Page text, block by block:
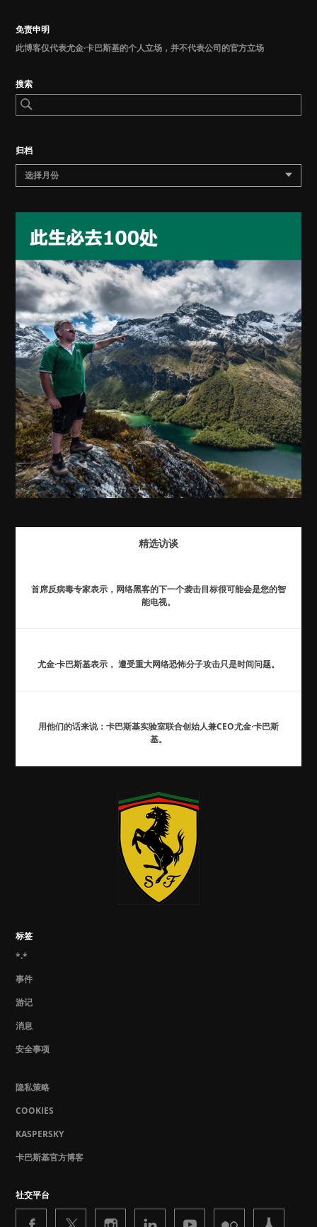
免责申明
此博客仅代表尤金·卡巴斯基的个人立场，并不代表公司的官方立场
搜索
归档
选择月份
精选访谈
首席反病毒专家表示，网络黑客的下一个袭击目标很可能会是您的智
能电视。
尤金·卡巴斯基表示， 遭受重大网络恐怖分子攻击只是时间问题。
用他们的话来说：卡巴斯基实验室联合创始人兼CEO尤金·卡巴斯
基。
标签
*.*
事件
游记
消息
安全事项
隐私策略
COOKIES
KASPERSKY
卡巴斯基官方博客
社交平台